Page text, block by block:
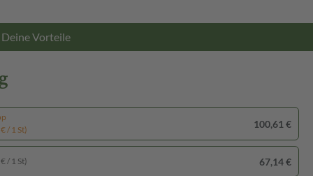
Deine Vorteile
/ 1 St)
100,61 €
/ 1 St) 67,14 €